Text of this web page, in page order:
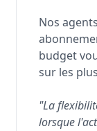
Nos
budget
sur les
"La
lorsque